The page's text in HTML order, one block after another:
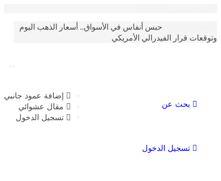
حبس أنفاس في الأسواق.. أسعار الذهب اليوم
قرار الفيدرالي الأمريكي
إضافة عمود جانبي
مقال عشوائي
تسجيل الدخول
بحث عن
تسجيل الدخول